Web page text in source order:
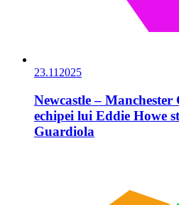
23.11 2025
Newcastle – Manchester
echipei lui Eddie Howe
Guardiola